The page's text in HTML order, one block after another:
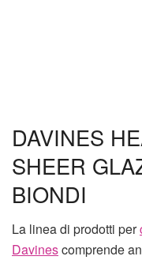
DAVINES
SHEER
BIONDI
La linea di prodotti per
Davinescomprende